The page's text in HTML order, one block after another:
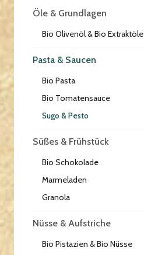
Öle & Grundlagen
Bio Olivenöl & Bio Extraktöle
Pasta & Saucen
Bio Pasta
Bio Tomatensauce
Sugo & Pesto
Süßes & Frühstück
Bio Schokolade
Marmeladen
Granola
Nüsse & Aufstriche
Bio Pistazien & Bio Nüsse